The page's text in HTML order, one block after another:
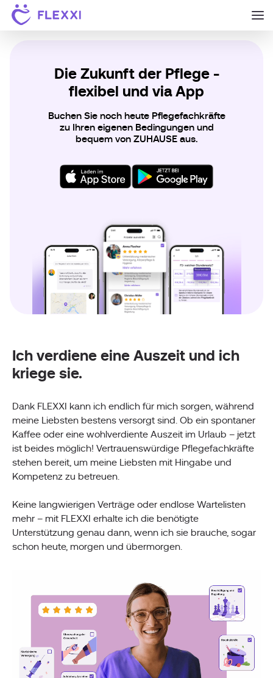
Die Zukunft der Pflege -
flexibel und via App
Buchen Sie noch heute Pflegefachkräfte
zu Ihren eigenen Bedingungen und
bequem von ZUHAUSE aus.
Ich verdiene eine Auszeit und ich
kriege sie.
Dank FLEXXI kann ich endlich für mich sorgen, während
meine Liebsten bestens versorgt sind. Ob ein spontaner
Kaffee oder eine wohlverdiente Auszeit im Urlaub – jetzt
ist beides möglich! Vertrauenswürdige Pflegefachkräfte
stehen bereit, um meine Liebsten mit Hingabe und
Kompetenz zu betreuen.
Keine langwierigen Verträge oder endlose Wartelisten
mehr – mit FLEXXI erhalte ich die benötigte
Unterstützung genau dann, wenn ich sie brauche, sogar
schon heute, morgen und übermorgen.